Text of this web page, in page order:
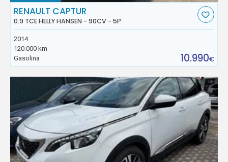
RENAULT CAPTUR
0.9 TCE HELLY HANSEN - 90CV - 5P
2014
120.000 km
Gasolina
10.990€